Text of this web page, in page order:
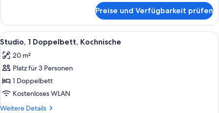
oder
Zweibettzimmer,
1
Preise und Verfügbarkeit prüfen
Alle
Fotos
für
Studio,
1
Doppelbett,
Kochnische
Ein Hotelzimmer mit einer
7
Studio, 1 Doppelbett, Kochnische
20 m²
Platz für 3 Personen
1 Doppelbett
Kostenloses WLAN
Weitere Details
Weitere